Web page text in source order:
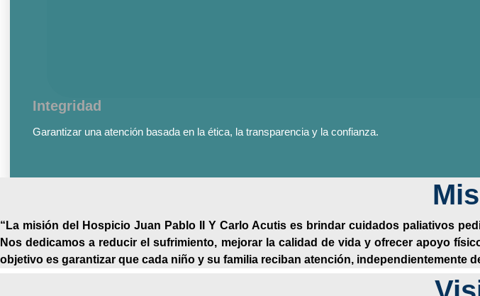
Integridad
Garantizar una atención basada en la ética, la transparencia y la confianza.
“La misión del Hospicio Juan Pablo II Y Carlo Acutis es brindar cuidados paliativos
Nos dedicamos a reducir el sufrimiento, mejorar la calidad de vida y ofrecer apoyo
objetivo es garantizar que cada niño y su familia reciban atención, independientemente